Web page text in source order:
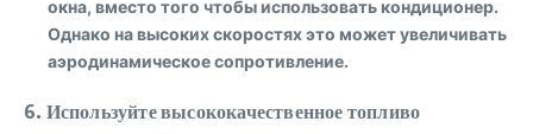
окна, вместо того чтобы использовать кондиционер.
Однако на высоких скоростях это может увеличивать
аэродинамическое сопротивление.
6. Используйте высококачественное топливо